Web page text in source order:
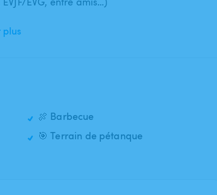
plus
🍖 Barbecue
🎯 Terrain de pétanque